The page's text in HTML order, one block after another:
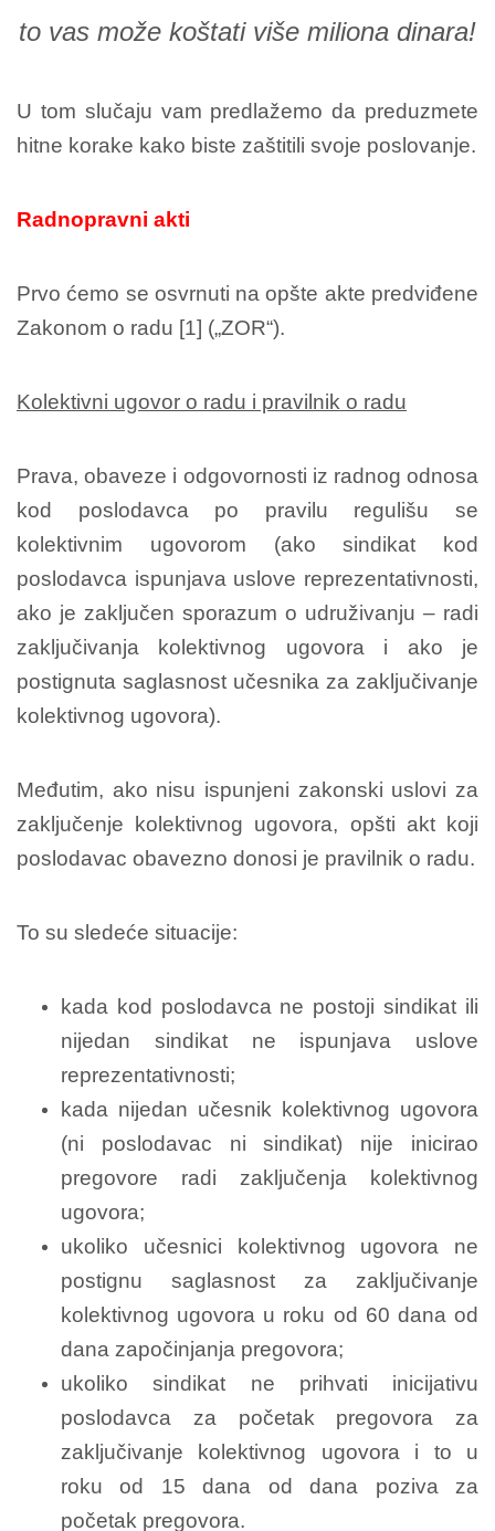
to vas može koštati više miliona dinara!
U tom slučaju vam predlažemo da preduzmete
hitne korake kako biste zaštitili svoje poslovanje.
Radnopravni akti
Prvo ćemo se osvrnuti na opšte akte predviđene
Zakonom o radu [1] („ZOR“).
Kolektivni ugovor o radu i pravilnik o radu
Prava, obaveze i odgovornosti iz radnog odnosa
kod poslodavca po pravilu regulišu se
kolektivnim ugovorom (ako sindikat kod
poslodavca ispunjava uslove reprezentativnosti,
ako je zaključen sporazum o udruživanju – radi
zaključivanja kolektivnog ugovora i ako je
postignuta saglasnost učesnika za zaključivanje
kolektivnog ugovora).
Međutim, ako nisu ispunjeni zakonski uslovi za
zaključenje kolektivnog ugovora, opšti akt koji
poslodavac obavezno donosi je pravilnik o radu.
To su sledeće situacije:
kada kod poslodavca ne postoji sindikat ili
nijedan sindikat ne ispunjava uslove
reprezentativnosti;
kada nijedan učesnik kolektivnog ugovora
(ni poslodavac ni sindikat) nije inicirao
pregovore radi zaključenja kolektivnog
ugovora;
ukoliko učesnici kolektivnog ugovora ne
postignu saglasnost za zaključivanje
kolektivnog ugovora u roku od 60 dana od
dana započinjanja pregovora;
ukoliko sindikat ne prihvati inicijativu
poslodavca za početak pregovora za
zaključivanje kolektivnog ugovora i to u
roku od 15 dana od dana poziva za
početak pregovora.